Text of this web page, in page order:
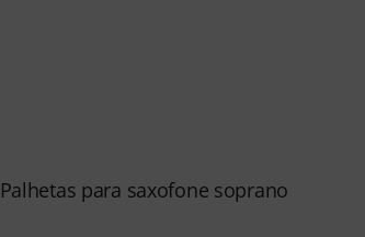
Palhetas para saxofone soprano